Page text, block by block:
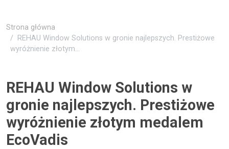
Strona główna
REHAU Window Solutions w gronie najlepszych. Prestiżowe
wyróżnienie złotym...
REHAU Window Solutions w
gronie najlepszych. Prestiżowe
wyróżnienie złotym medalem
EcoVadis